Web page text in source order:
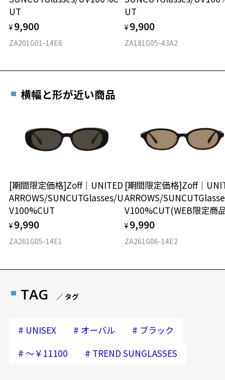
フロント素材：アセテート
UT
¥ 9,900
ZA201G01-14E6
UT
¥ 9,900
ZA181G05-43A2
横幅と形が近い商品
[期間限定価格]Zoff｜UNITED
ARROWS/SUNCUTGlasses/U
V100%CUT
¥ 9,990
ZA261G05-14E1
[期間限定価格]Zoff｜
ARROWS/
V100%CUT(WEB限定商
¥ 9,990
ZA261G06-14E2
TAG ／ タグ
# UNISEX # オーバル # ブラック
# ～￥11100 # TREND SUNGLASSES